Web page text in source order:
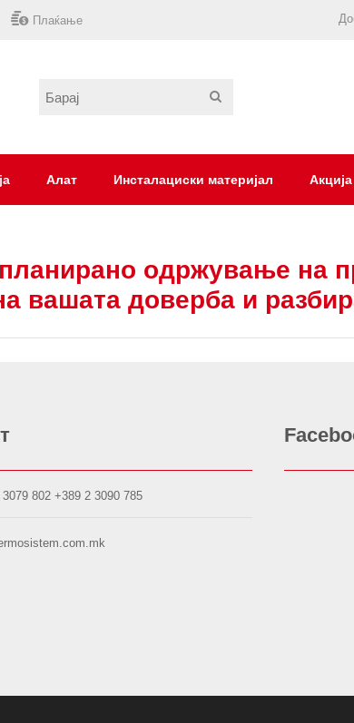
Плаќање
Алат Инсталациски материјал Акција
одржување на
вашата доверба и
802 +389 2 3090 785